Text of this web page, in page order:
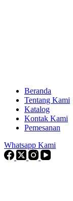
Beranda
Tentang Kami
Katalog
Kontak Kami
Pemesanan
Whatsapp Kami